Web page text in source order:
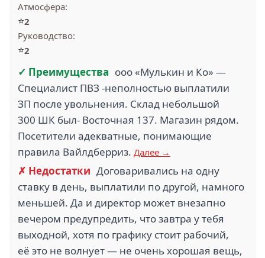
Атмосфера:
⭐2
Руководство:
⭐2
✓ Преимущества ооо «Мулькин и Ко» —
Специалист ПВЗ -неполностью выплатили
ЗП после увольнения. Склад небольшой
300 ШК был- Восточная 137. Магазин рядом.
Посетители адекватные, понимающие
правила Вайлдберриз. Далее →
✗ Недостатки Договаривались на одну
ставку в день, выплатили по другой, намного
меньшей. Да и директор может внезапно
вечером предупредить, что завтра у тебя
выходной, хотя по графику стоит рабочий,
её это не волнует — не очень хорошая вещь,